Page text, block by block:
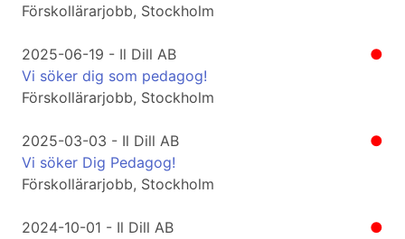
Förskollärarjobb, Stockholm
●
2025-06-19 - Il Dill AB
Vi söker dig som pedagog!
Förskollärarjobb, Stockholm
●
2025-03-03 - Il Dill AB
Vi söker Dig Pedagog!
Förskollärarjobb, Stockholm
●
2024-10-01 - Il Dill AB